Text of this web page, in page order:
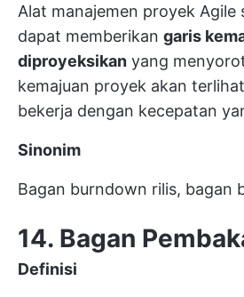
Alat manajemen proyek Agile
dapat memberikan garis
diproyeksikan yang
kemajuan proyek akan
bekerja dengan kecepatan
Sinonim
Bagan burndown rilis, bagan
14. Bagan
Definisi